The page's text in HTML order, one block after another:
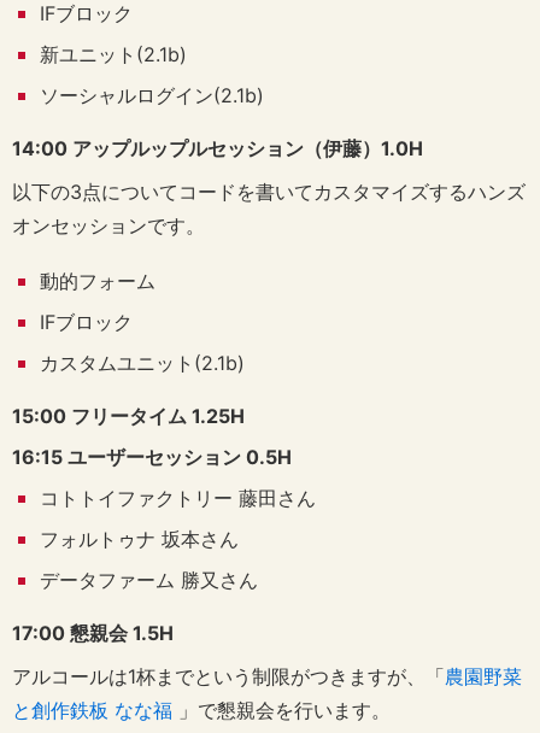
IFブロック
新ユニット(2.1b)
ソーシャルログイン(2.1b)
14:00 アップルップルセッション（伊藤）1.0H
以下の3点についてコードを書いてカスタマイズするハンズ
オンセッションです。
動的フォーム
IFブロック
カスタムユニット(2.1b)
15:00 フリータイム 1.25H
16:15 ユーザーセッション 0.5H
コトトイファクトリー 藤田さん
フォルトゥナ 坂本さん
データファーム 勝又さん
17:00 懇親会 1.5H
アルコールは1杯までという制限がつきますが、「農園野菜
と創作鉄板 なな福 」で懇親会を行います。